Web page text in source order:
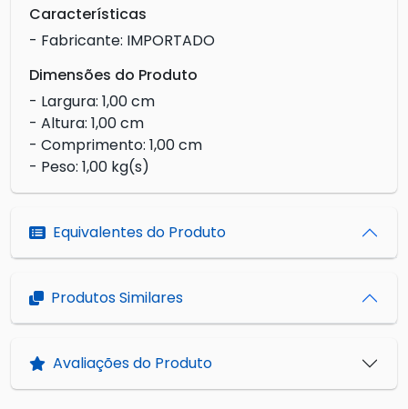
Características
- Fabricante: IMPORTADO
Dimensões do Produto
- Largura: 1,00 cm
- Altura: 1,00 cm
- Comprimento: 1,00 cm
- Peso: 1,00 kg(s)
Equivalentes do Produto
Produtos Similares
Avaliações do Produto